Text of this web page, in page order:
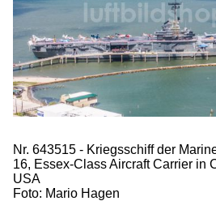
Nr. 643515 - Kriegsschiff der
16, Essex-Class Aircraft Carrier in
USA
Foto: Mario Hagen